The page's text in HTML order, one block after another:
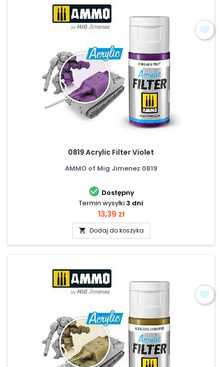
0819 Acrylic Filter Violet
AMMO of Mig Jimenez 0819
 Dostępny
Termin wysyłki 3 dni
Cena
13,39 zł
 Dodaj do koszyka